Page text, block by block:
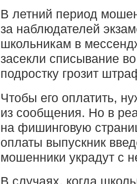
В летний период
за наблюдателей
школьникам в
засекли списывание
подростку грозит
Чтобы его оплатить,
из сообщения. Но в
на фишинговую
оплаты выпускник
мошенники украдут с